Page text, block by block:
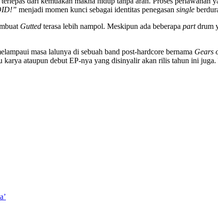
menjadi momen kunci sebagai identitas penegasan single
Gutted terasa lebih nampol. Meskipun ada beberapa partdrum
masa lalunya di sebuah band post-hardcore bernama Gears
ataupun debut EP-nya yang disinyalir akan rilis tahun ini juga.